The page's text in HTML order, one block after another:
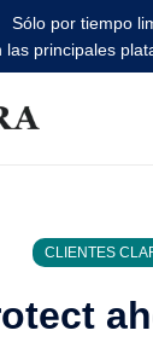
Sólo por tiempo
las principales
CLIENTES